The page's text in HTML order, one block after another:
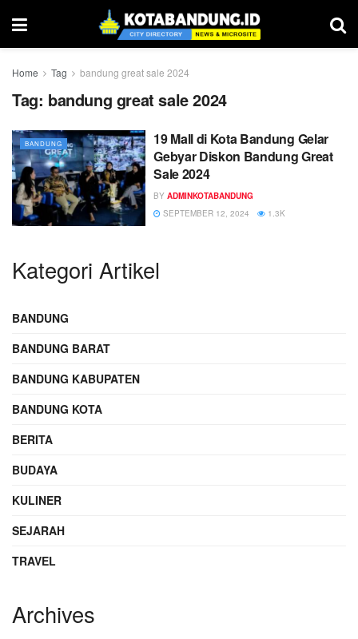
Home Tag bandung great sale 2024
Tag: bandung great sale 2024
BANDUNG
19 Mall di Kota Bandung Gelar
Gebyar Diskon Bandung Great
Sale 2024
BY ADMINKOTABANDUNG
SEPTEMBER 12, 2024
1.3K
Kategori Artikel
BANDUNG
BANDUNG BARAT
BANDUNG KABUPATEN
BANDUNG KOTA
BERITA
BUDAYA
KULINER
SEJARAH
TRAVEL
Archives